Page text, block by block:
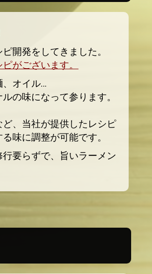
開発をしてきました。
がございます。
、オイル…
の味になって参ります。
、 当社が提供したレシピ
味に調整が可能です。
要らずで、旨いラーメン